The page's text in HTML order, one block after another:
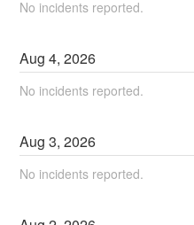
No incidents reported.
Aug4,2026
No incidents reported.
Aug3,2026
No incidents reported.